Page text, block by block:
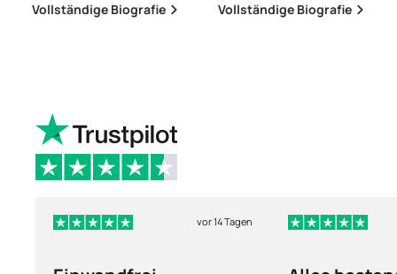
Vollständige Biografie Vollständige Biografie
vor 14 Tagen